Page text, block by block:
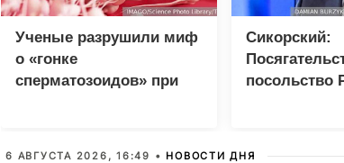
Ученые разрушили миф
о «гонке
сперматозоидов» при
Сикорский:
посольство
6 АВГУСТА 2026, 16:49 • НОВОСТИ ДНЯ